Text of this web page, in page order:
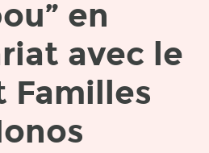
en
avec le
Familles